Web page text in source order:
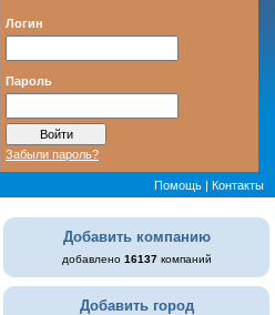
Логин
Пароль
Забыли пароль?
Помощь | Контакты
Добавить компанию
добавлено 16137компаний
Добавить город